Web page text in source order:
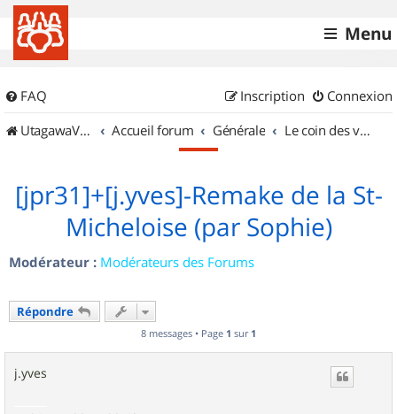
Menu
FAQ Connexion
Inscription
UtagawaVTT (Randos VTT et VTTAE avec traces GPS)
Accueil forum Générale Le coin des vidéastes
[jpr31]+[j.yves]-Remake de la St-
Micheloise (par Sophie)
Modérateur : Modérateurs des Forums
Répondre
8 messages • Page 1 sur 1
j.yves